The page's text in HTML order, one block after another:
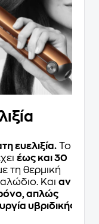
ευελιξία. Το
έως και 30
τη θερμική
Και αν
απλώς
υβριδικής